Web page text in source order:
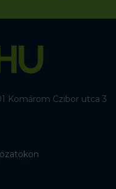
Komárom Czibor utca 3